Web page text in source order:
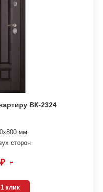
ВК-2324
мм
сторон
₽
клик